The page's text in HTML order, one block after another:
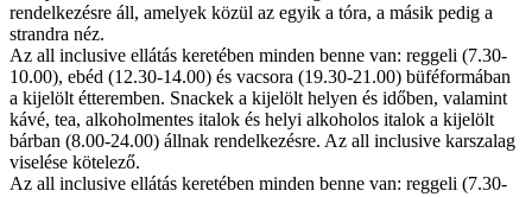
rendelkezésre áll, amelyek közül az egyik a tóra, a másik pedig a
strandra néz.
Az all inclusive ellátás keretében minden benne van: reggeli (7.30-
10.00), ebéd (12.30-14.00) és vacsora (19.30-21.00) büféformában
a kijelölt étteremben. Snackek a kijelölt helyen és időben, valamint
kávé, tea, alkoholmentes italok és helyi alkoholos italok a kijelölt
bárban (8.00-24.00) állnak rendelkezésre. Az all inclusive karszalag
viselése kötelező.
Az all inclusive ellátás keretében minden benne van: reggeli (7.30-